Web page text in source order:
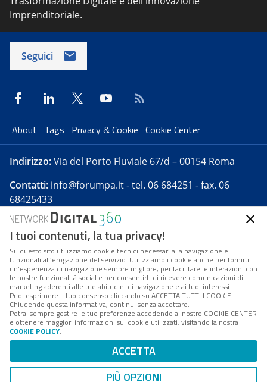
Imprenditoriale.
Seguici
About Tags Privacy & Cookie Cookie Center
Indirizzo:Via del Porto Fluviale 67/d – 00154 Roma
Contatti: info@forumpa.it- tel. 06 684251 - fax. 06
68425433
Forumpa.itè una pubblicazione telematica iscritta
presso Registro della stampa del Tribunale di Roma -
Reg. n. 182 del 2 maggio 2008 - Direttore resp. Michela
Stentella
FPA s.r.l. è società soggetta a Direzione e
Coordinamento da parte di Digital360 S.p.A. - FPA s.r.l.
è un'azienda certificata per il sistema di management
Codice Fiscale/Partita IVA n. 10693191008 - R.E.A. Roma
n. 1249791. ISP AWS
Mappa del sito
I tuoi contenuti, la tua privacy!
Su questo sito utilizziamo cookie tecnici necessari alla navigazione e
funzionali all’erogazione del servizio. Utilizziamo i cookie anche per fornirti
un’esperienza di navigazione sempre migliore, per facilitare le interazioni con
le nostre funzionalità social e per consentirti di ricevere comunicazioni di
marketing aderenti alle tue abitudini di navigazione e ai tuoi interessi.
Puoi esprimere il tuo consenso cliccando su ACCETTA TUTTI I COOKIE.
Chiudendo questa informativa, continui senza accettare.
Potrai sempre gestire le tue preferenze accedendo al nostro COOKIE CENTER
e ottenere maggiori informazioni sui cookie utilizzati, visitando la nostra
COOKIE POLICY.
ACCETTA
PIÙ OPZIONI